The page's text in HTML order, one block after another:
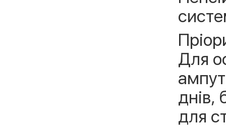
Для
днів,
для